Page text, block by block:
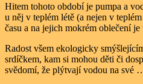
Hitem tohoto období je pumpa a
u něj v teplém létě (a nejen v
času a na jejich mokrém oblečení je
Radost všem ekologicky
srdíčkem, kam si mohou děti či
svědomí, že plýtvají vodou na své